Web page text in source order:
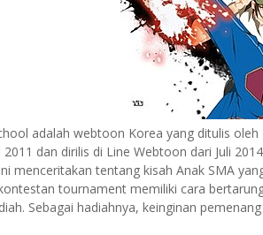
adalah webtoon Korea yang ditulis
dan dirilis di Line Webtoon dari Juli
menceritakan tentang kisah Anak SMA
tournament memiliki cara
Sebagai hadiahnya, keinginan